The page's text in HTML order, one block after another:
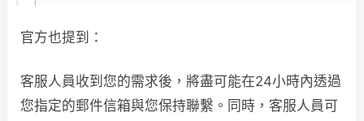
官方也提到：
客服人員收到您的需求後，將盡可能在24小時內透過
您指定的郵件信箱與您保持聯繫。同時，客服人員可